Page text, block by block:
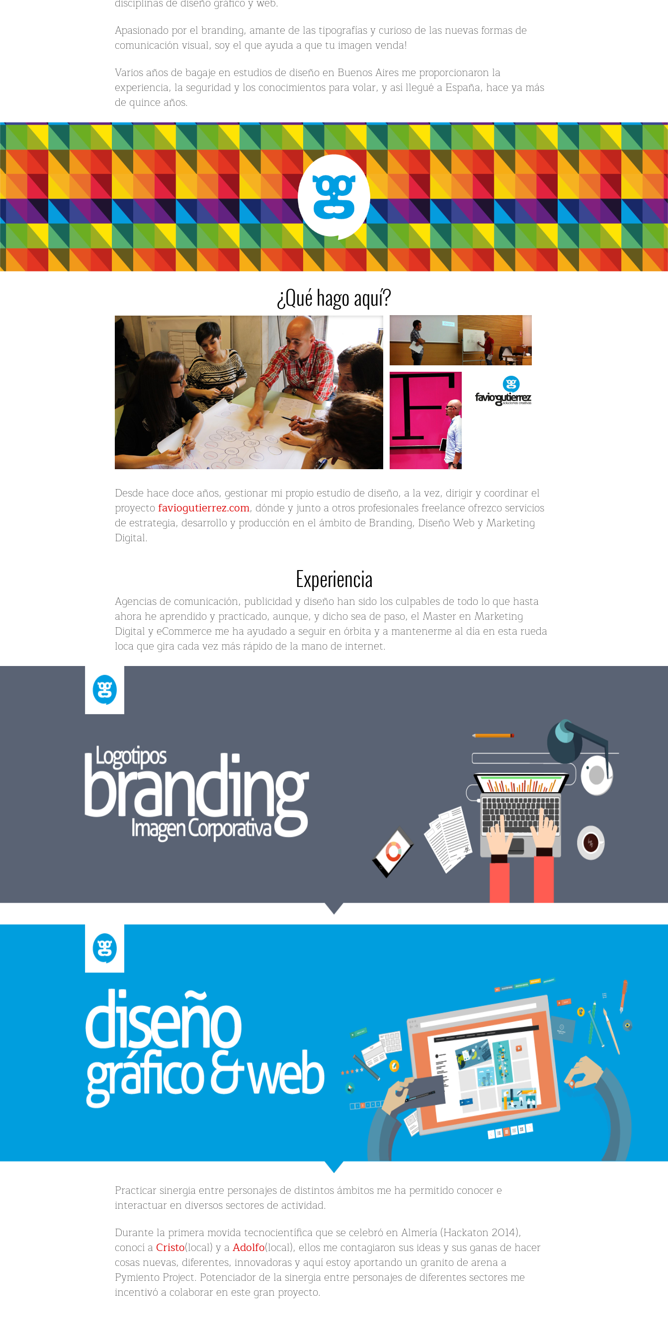
Apasionado por el branding, amante de las tipografías y curioso de las nuevas formas de
comunicación visual, soy el que ayuda a que tu imagen venda!
Varios años de bagaje en estudios de diseño en Buenos Aires me proporcionaron la
experiencia, la seguridad y los conocimientos para volar, y así llegué a España, hace ya más
de quince años.
¿Qué hago aquí?
Desde hace doce años, gestionar mi propio estudio de diseño, a la vez, dirigir y coordinar el
proyectofaviogutierrez.com, dónde y junto a otros profesionales freelance ofrezco servicios
de estrategia, desarrollo y producción en el ámbito de Branding, Diseño Web y Marketing
Digital.
Experiencia
Agencias de comunicación, publicidad y diseño han sido los culpables de todo lo que hasta
ahora he aprendido y practicado, aunque, y dicho sea de paso, el Master en Marketing
Digital y eCommerce me ha ayudado a seguir en órbita y a mantenerme al día en esta rueda
loca que gira cada vez más rápido de la mano de internet.
Practicar sinergia entre personajes de distintos ámbitos me ha permitido conocer e
interactuar en diversos sectores de actividad.
Durante la primera movida tecnocientífica que se celebró en Almería (Hackaton 2014),
conocí a Cristo(local) y aAdolfo(local), ellos me contagiaron sus ideas y sus ganas de hacer
cosas nuevas, diferentes, innovadoras y aquí estoy aportando un granito de arena a
Pymiento Project. Potenciador de la sinergia entre personajes de diferentes sectores me
incentivó a colaborar en este gran proyecto.